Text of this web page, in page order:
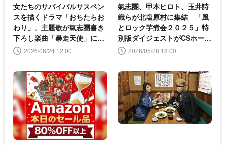
女たちのサバイバルサスペン
スを描くドラマ「おちたらお
わり」、主題歌が氣志團書き
下ろし楽曲「暴走天使」に決
定 2026/06/24 12:00
氣志團、甲本ヒロト、玉井詩
織らが北塩原村に集結 「風
とロック芋煮会２０２５」特
別版ダイジェストがCSホーム
ドラマチャンネルで放送
2026/05/28 18:00